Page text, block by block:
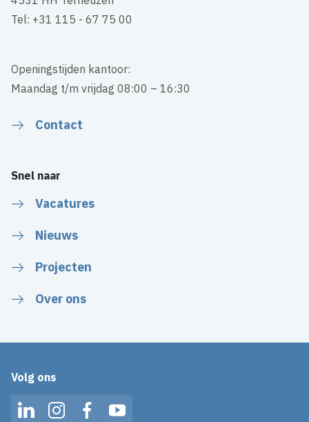
Tel: +31 115 - 67 75 00
Openingstijden kantoor:
Maandag t/m vrijdag 08:00 – 16:30
Contact
Snel naar
Vacatures
Nieuws
Projecten
Over ons
Volg ons